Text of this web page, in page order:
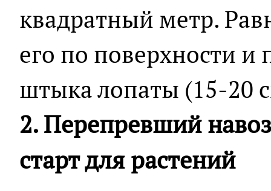
квадратный метр.
его по поверхности и
штыка лопаты (15-20
2. Перепревший
старт для растений